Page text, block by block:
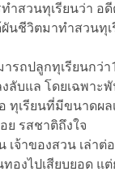
ำสวนทุเรียนว่า
นชีวิตมาทำสวนทุ
รถปลูกทุเรียนก
บแล โดยเฉพาะ
ทุเรียนที่มีขนาดผ
ย รสชาติถึงใจ
เจ้าของสวน เล่า
องไปเสียบยอด